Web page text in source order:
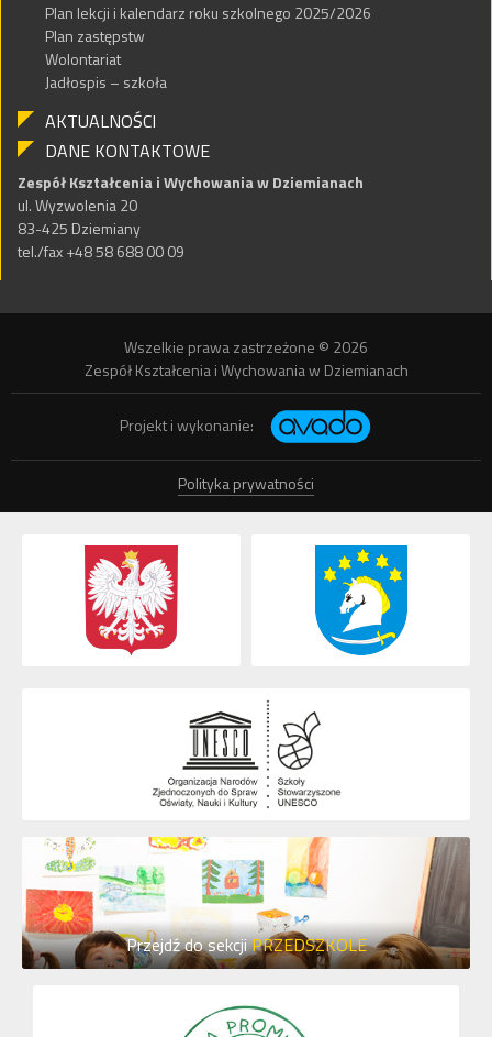
Plan lekcji i kalendarz roku szkolnego 2025/2026
Plan zastępstw
Wolontariat
Jadłospis – szkoła
AKTUALNOŚCI
DANE KONTAKTOWE
Zespół Kształcenia i Wychowania w Dziemianach
ul. Wyzwolenia 20
83-425 Dziemiany
tel./fax +48 58 688 00 09
Wszelkie prawa zastrzeżone © 2026
Zespół Kształcenia i Wychowania w Dziemianach
Projekt i wykonanie:
Polityka prywatności
Przejdź do sekcjiPRZEDSZKOLE